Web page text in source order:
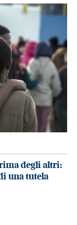
degli altri:
una tutela